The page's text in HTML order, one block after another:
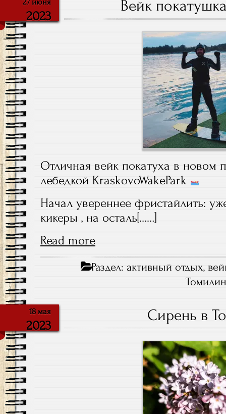
27 июня
2023
Вейк
Отличная вейк покатуха в новом
лебедкой KraskovoWakePark
Начал увереннее фристайлить:
кикеры , на осталь[……]
Read more
Раздел: активный отдых,
18 мая
2023
Сирень в